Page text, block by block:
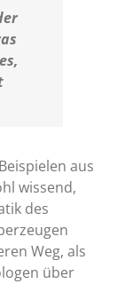
aus
wissend,
des
Weg, als
über